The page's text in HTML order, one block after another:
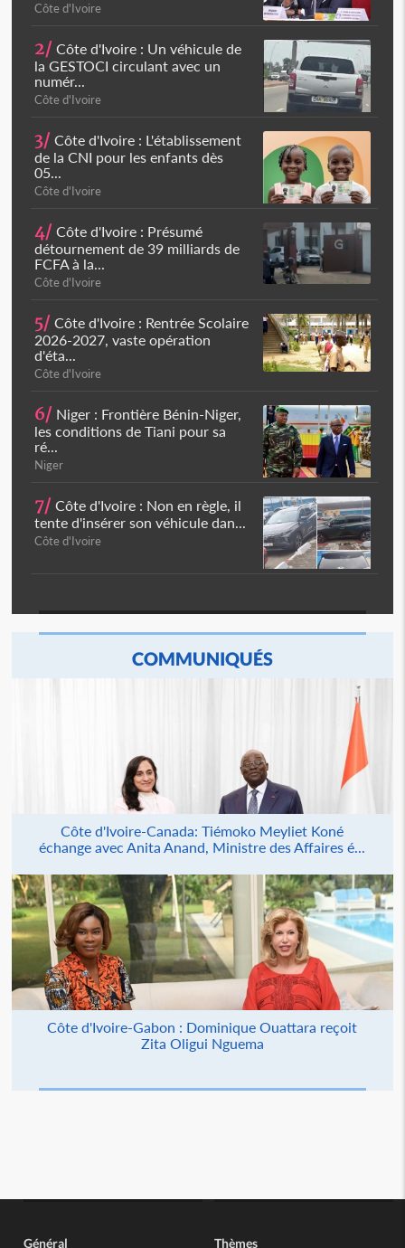
Côte d'Ivoire
2/ Côte d'Ivoire : Un véhicule de
la GESTOCI circulant avec un
numér...
Côte d'Ivoire
3/ Côte d'Ivoire : L'établissement
de la CNI pour les enfants dès
05...
Côte d'Ivoire
4/ Côte d'Ivoire : Présumé
détournement de 39 milliards de
FCFA à la...
Côte d'Ivoire
5/ Côte d'Ivoire : Rentrée Scolaire
2026-2027, vaste opération
d'éta...
Côte d'Ivoire
6/ Niger : Frontière Bénin-Niger,
les conditions de Tiani pour sa
ré...
Niger
7/ Côte d'Ivoire : Non en règle, il
tente d'insérer son véhicule dan...
Côte d'Ivoire
COMMUNIQUÉS
Côte d'Ivoire-Canada: Tiémoko Meyliet Koné
échange avec Anita Anand, Ministre des Affaires é...
Côte d'Ivoire-Gabon : Dominique Ouattara reçoit
Zita Oligui Nguema
Général Thèmes